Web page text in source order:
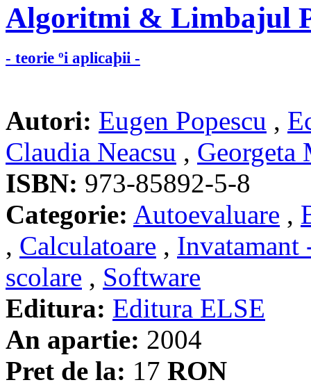
Algoritmi & Limbajul
- teorie ºi aplicaþii -
Autori: Eugen Popescu ,
Claudia Neacsu , Georgeta
ISBN: 973-85892-5-8
Categorie: Autoevaluare ,
, Calculatoare , Invatamant
scolare , Software
Editura: Editura ELSE
An apartie: 2004
Pret de la: 17 RON